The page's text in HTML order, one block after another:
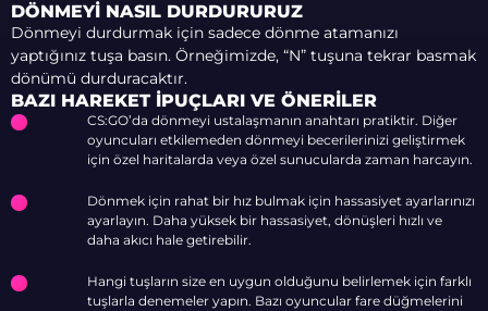
DÖNMEYI NASIL DURDURURUZ
Dönmeyi durdurmak için sadece dönme atamanızı
yaptığınız tuşa basın. Örneğimizde, “N” tuşuna tekrar basmak
dönümü durduracaktır.
BAZI HAREKET İPUÇLARI VE ÖNERILER
CS:GO’da dönmeyi ustalaşmanın anahtarı pratiktir. Diğer
oyuncuları etkilemeden dönmeyi becerilerinizi geliştirmek
için özel haritalarda veya özel sunucularda zaman harcayın.
Dönmek için rahat bir hız bulmak için hassasiyet ayarlarınızı
ayarlayın. Daha yüksek bir hassasiyet, dönüşleri hızlı ve
daha akıcı hale getirebilir.
Hangi tuşların size en uygun olduğunu belirlemek için farklı
tuşlarla denemeler yapın. Bazı oyuncular fare düğmelerini